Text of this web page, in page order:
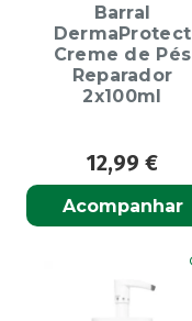
Barral
DermaProtect
Creme de Pés
Reparador
2x100ml
12,99 €
Acompanhar